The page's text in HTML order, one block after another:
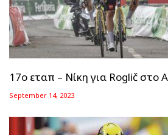
17ο εταπ – Νίκη για Roglič στο
September 14, 2023